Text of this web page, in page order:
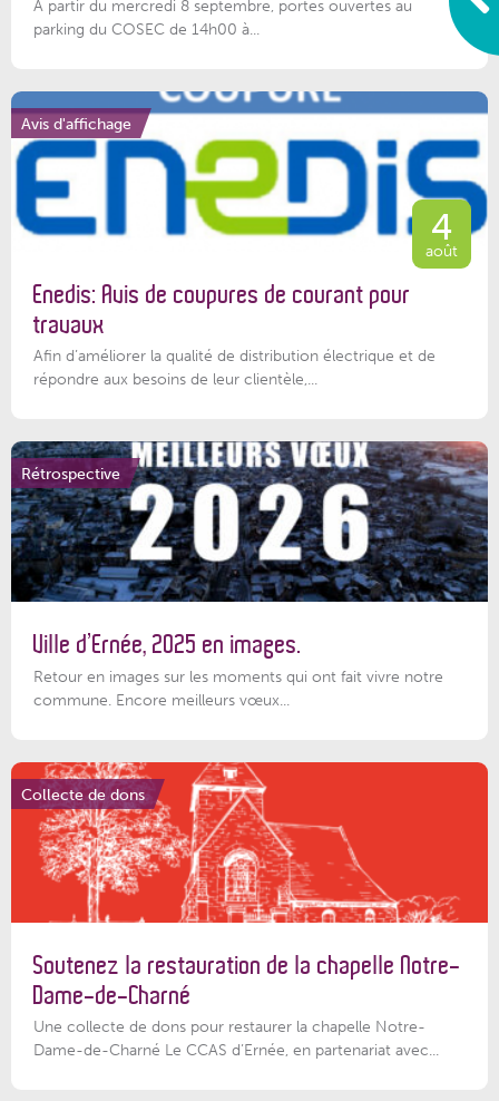
À partir du mercredi 8 septembre, portes ouvertes au
parking du COSEC de 14h00 à...
Avis d'affichage
4
août
Enedis: Avis de coupures de courant pour
travaux
Afin d’améliorer la qualité de distribution électrique et de
répondre aux besoins de leur clientèle,...
Rétrospective
Ville d’Ernée, 2025 en images.
Retour en images sur les moments qui ont fait vivre notre
commune. Encore meilleurs vœux...
Collecte de dons
Soutenez la restauration de la chapelle Notre-
Dame-de-Charné
Une collecte de dons pour restaurer la chapelle Notre-
Dame-de-Charné Le CCAS d’Ernée, en partenariat avec...